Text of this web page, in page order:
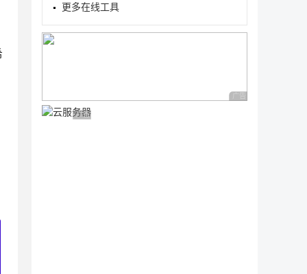
更多在线工具
广告 商业广告，理性
广告 商业广告，理性选择